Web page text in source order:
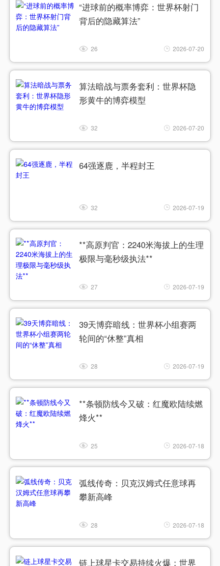
“进球前的概率博弈：世界杯射门
背后的隐藏算法”
26 2026-07-20
算法暗战与票务套利：世界杯隐
形黄牛的博弈模型
32 2026-07-20
64强逐鹿，半程封王
32 2026-07-19
**高原判官：2240米海拔上的生理
极限与毫秒级执法**
27 2026-07-19
39天博弈暗线：世界杯小组赛两
轮间的“休整”真相
28 2026-07-19
**条顿防线今又破：红魔欧陆续燃
烽火**
25 2026-07-18
弧线传奇：贝克汉姆式任意球再
攀新高峰
28 2026-07-18
链上球星卡交易持续火爆：世界